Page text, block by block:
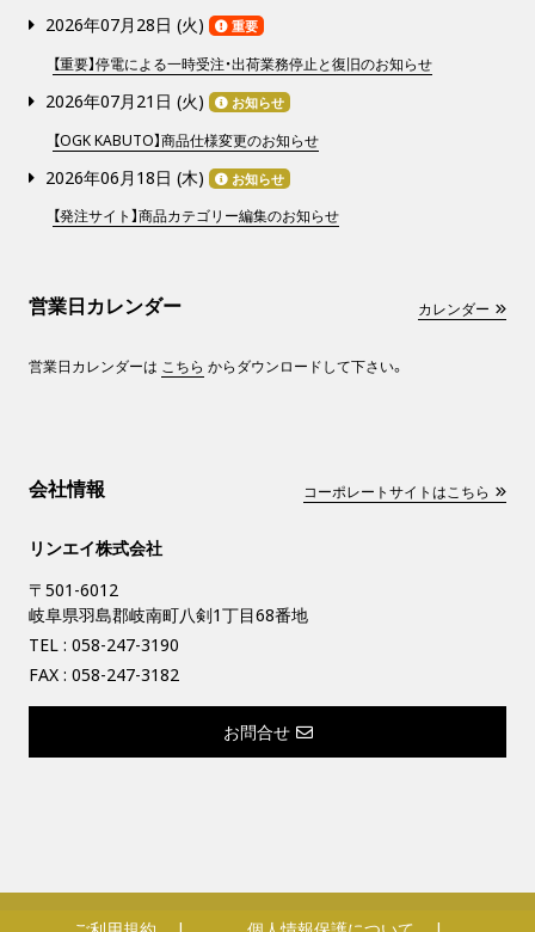
2026年07月28日 (火) 重要
【重要】停電による一時受注・出荷業務停止と復旧のお知らせ
2026年07月21日 (火) お知らせ
【OGK KABUTO】商品仕様変更のお知らせ
2026年06月18日 (木) お知らせ
【発注サイト】商品カテゴリー編集のお知らせ
営業日カレンダー カレンダー
営業日カレンダーは こちら からダウンロードして下さい。
会社情報 コーポレートサイトはこちら
リンエイ株式会社
〒501-6012
岐阜県羽島郡岐南町八剣1丁目68番地
TEL : 058-247-3190
FAX : 058-247-3182
お問合せ